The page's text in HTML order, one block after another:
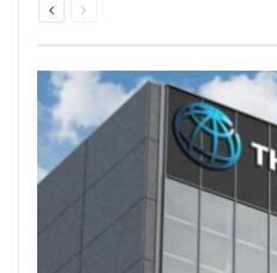
الصفحةالصفحة